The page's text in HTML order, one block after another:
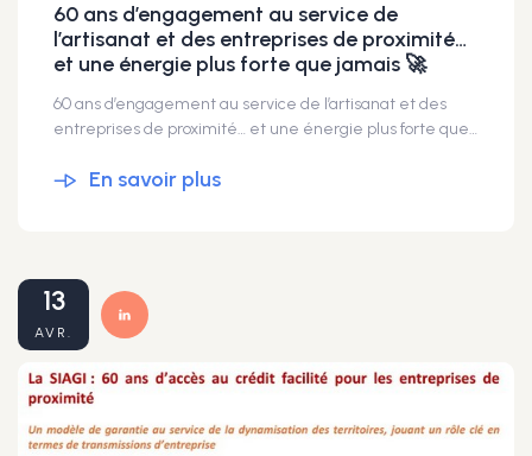
60 ans d’engagement au service de
l’artisanat et des entreprises de proximité…
et une énergie plus forte que jamais 🚀
60 ans d’engagement au service de l’artisanat et des
entreprises de proximité… et une énergie plus forte que jamais 🚀 Pour marquer cet anniversaire, sociétaires, partenaires bancaires et partenaires en garantie, et collaborateurs, se sont réunis à la Tour Eiffel pour partager un moment à la fois convivial, inspirant et profondément fédérateur. Samuel Durand est intervenu pour une conférence autour des évolutions de notre conception du travail à anticiper ; une intervention qui a suscité un vif intérêt et nourri de nombreuses réflexions. Un grand merci à notre Président, Joël Fourny, dont l’engagement et la vision portent la SIAGI, ainsi qu’à notre Directrice Générale, Bérengère Leclère-Kher dont le pilotage et l’énergie font avancer nos actions au quotidien. Dans un contexte où la transmission et la reprise d’entreprises deviennent des enjeux majeurs, la mission de la SIAGI prend tout son sens. Plus que jamais, nous sommes mobilisés pour soutenir celles et ceux qui entreprennent, osent et perpétuent des savoir-faire essentiels. 60 ans, et toujours tournés vers demain. 📷@Émilie ALBERT #SIAGI #60Ans #garantie #Transmission #Reprise #Entreprendre
En savoir plus
13
AVR.